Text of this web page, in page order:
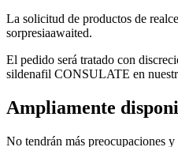
La solicitud de productos de
sorpresiaawaited.
El pedido será tratado con
sildenafil CONSULATE en
Ampliamente
No tendrán más preocupaciones